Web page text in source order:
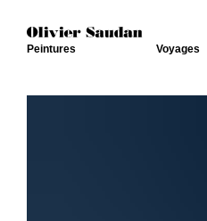
Peintures Voyages